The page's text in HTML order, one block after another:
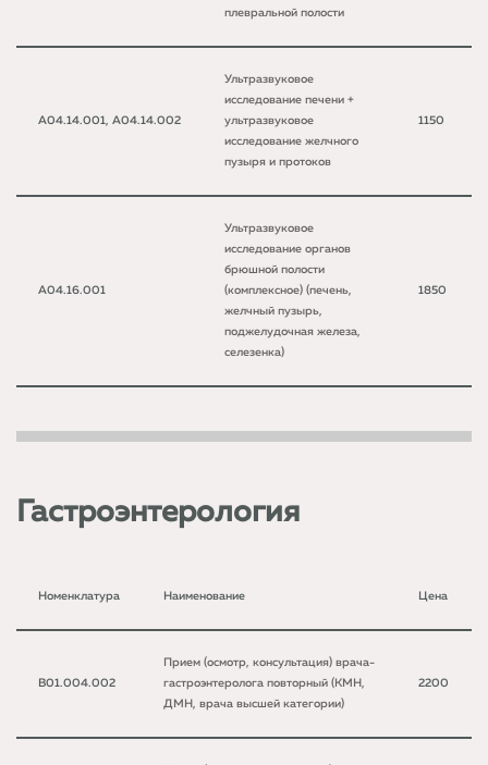
плевральной полости
A04.14.001, A04.14.002
Ультразвуковое
исследование печени +
ультразвуковое
исследование желчного
пузыря и протоков
1150
A04.16.001
Ультразвуковое
исследование органов
брюшной полости
(комплексное) (печень,
желчный пузырь,
поджелудочная железа,
селезенка)
1850
Гастроэнтерология
Номенклатура Наименование Цена
B01.004.002
Прием (осмотр, консультация) врача-
гастроэнтеролога повторный (КМН,
ДМН, врача высшей категории)
2200